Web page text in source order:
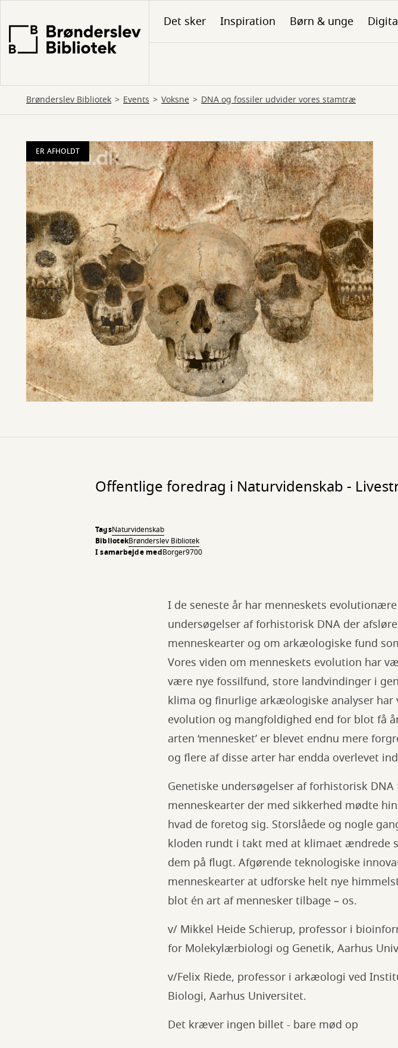
hovedindhold
Det sker Inspiration Børn & unge
Brønderslev Bibliotek Events Voksne DNA og fossiler udvider vores stamtræ
ER AFHOLDT
Offentlige foredrag i Naturvidenskab -
TagsNaturvidenskab
BibliotekBrønderslev Bibliotek
I samarbejde medBorger9700
I de seneste år har menneskets
undersøgelser af forhistorisk DNA der
menneskearter og om arkæologiske fund
Vores viden om menneskets evolution har
være nye fossilfund, store landvindinger i
klima og finurlige arkæologiske analyser har
evolution og mangfoldighed end for blot få
arten ‘mennesket’ er blevet endnu mere
og flere af disse arter har endda overlevet
Genetiske undersøgelser af forhistorisk
menneskearter der med sikkerhed mødte
hvad de foretog sig. Storslåede og nogle
kloden rundt i takt med at klimaet ændrede
dem på flugt. Afgørende teknologiske
menneskearter at udforske helt nye
blot én art af mennesker tilbage – os.
v/ Mikkel Heide Schierup, professor i
for Molekylærbiologi og Genetik, Aarhus
v/Felix Riede, professor i arkæologi ved
Biologi, Aarhus Universitet.
Det kræver ingen billet - bare mød op